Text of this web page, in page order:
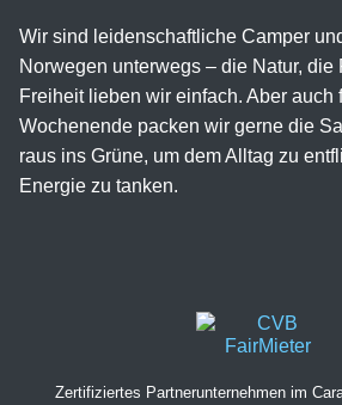
Wir sind leidenschaftliche Camper
Norwegen unterwegs – die Natur, die
Freiheit lieben wir einfach. Aber auch
Wochenende packen wir gerne die
raus ins Grüne, um dem Alltag zu
Energie zu tanken.
Zertifiziertes Partnerunternehmen im